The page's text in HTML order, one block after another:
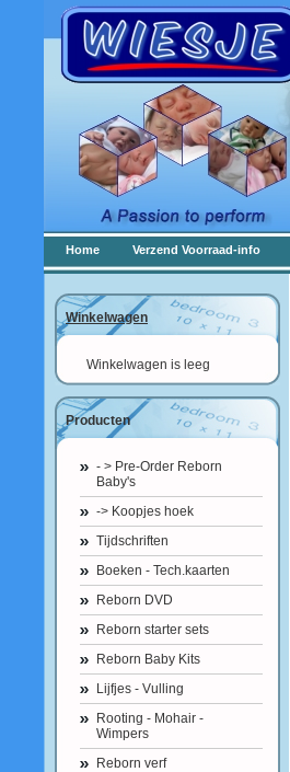
Home Verzend Voorraad-info
Winkelwagen
Winkelwagen is leeg
Producten
- > Pre-Order Reborn
Baby's
-> Koopjes hoek
Tijdschriften
Boeken - Tech.kaarten
Reborn DVD
Reborn starter sets
Reborn Baby Kits
Lijfjes - Vulling
Rooting - Mohair -
Wimpers
Reborn verf